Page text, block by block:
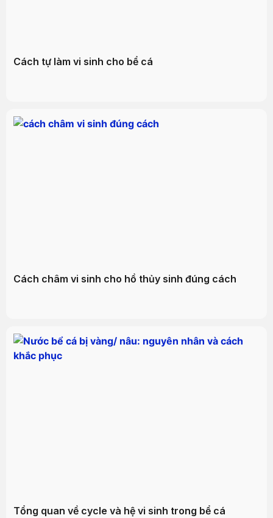
Cách tự làm vi sinh cho bể cá
Cách châm vi sinh cho hồ thủy sinh đúng cách
Tổng quan về cycle và hệ vi sinh trong bể cá